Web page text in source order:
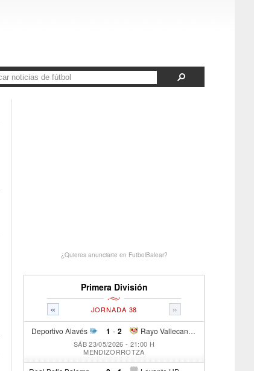
¿Quieres anunciarte en FutbolBalear?
Primera División
« »
JORNADA 38
Deportivo Alavés 1 - Rayo Vallecano de Madrid
2
SÁB 23/05/2026 - 21:00 H
MENDIZORROTZA